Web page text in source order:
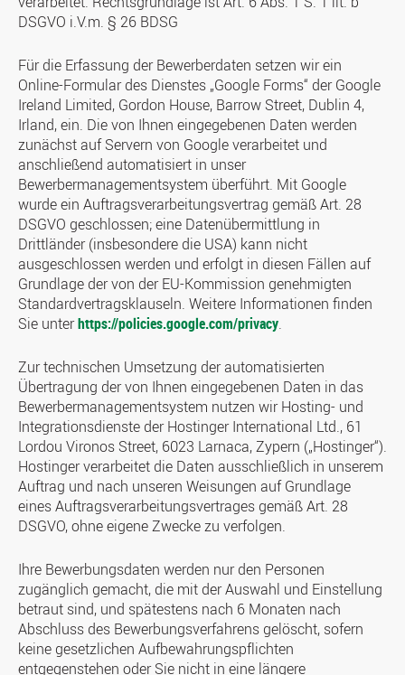
DSGVO i.V.m. § 26 BDSG
Für die Erfassung der Bewerberdaten setzen wir ein
Online-Formular des Dienstes „Google Forms“ der Google
Ireland Limited, Gordon House, Barrow Street, Dublin 4,
Irland, ein. Die von Ihnen eingegebenen Daten werden
zunächst auf Servern von Google verarbeitet und
anschließend automatisiert in unser
Bewerbermanagementsystem überführt. Mit Google
wurde ein Auftragsverarbeitungsvertrag gemäß Art. 28
DSGVO geschlossen; eine Datenübermittlung in
Drittländer (insbesondere die USA) kann nicht
ausgeschlossen werden und erfolgt in diesen Fällen auf
Grundlage der von der EU-Kommission genehmigten
Standardvertragsklauseln. Weitere Informationen finden
Sie unterhttps://policies.google.com/privacy.
Zur technischen Umsetzung der automatisierten
Übertragung der von Ihnen eingegebenen Daten in das
Bewerbermanagementsystem nutzen wir Hosting- und
Integrationsdienste der Hostinger International Ltd., 61
Lordou Vironos Street, 6023 Larnaca, Zypern („Hostinger“).
Hostinger verarbeitet die Daten ausschließlich in unserem
Auftrag und nach unseren Weisungen auf Grundlage
eines Auftragsverarbeitungsvertrages gemäß Art. 28
DSGVO, ohne eigene Zwecke zu verfolgen.
Ihre Bewerbungsdaten werden nur den Personen
zugänglich gemacht, die mit der Auswahl und Einstellung
betraut sind, und spätestens nach 6 Monaten nach
Abschluss des Bewerbungsverfahrens gelöscht, sofern
keine gesetzlichen Aufbewahrungspflichten
entgegenstehen oder Sie nicht in eine längere